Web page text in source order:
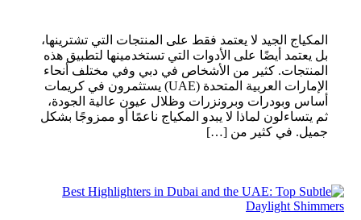
المكياج الجيد لا يعتمد فقط على المنتجات التي تشترينها،
بل يعتمد أيضًا على الأدوات التي تستخدمينها لتطبيق هذه
المنتجات. كثير من الأشخاص في دبي وفي مختلف أنحاء
الإمارات العربية المتحدة (UAE) يستثمرون في كريمات
أساس وبودرات وبرونزرات وظلال عيون عالية الجودة،
ثم يتساءلون لماذا لا يبدو المكياج ناعمًا أو ممزوجًا بشكل
جميل. في كثير من […]